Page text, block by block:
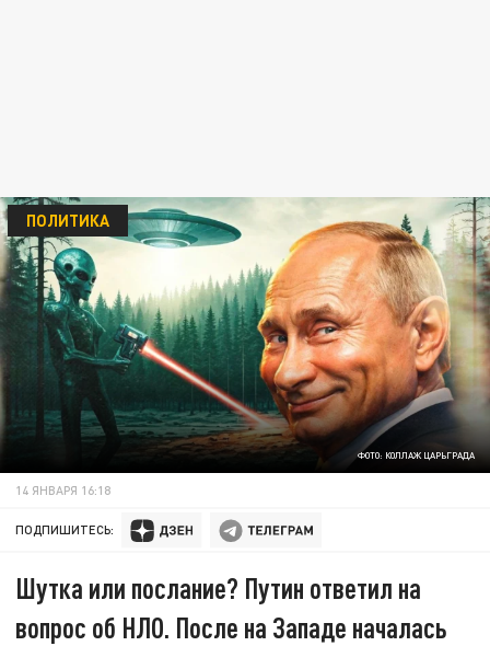
ФОТО: КОЛЛАЖ ЦАРЬГРАДА
ПОЛИТИКА
14 ЯНВАРЯ 16:18
ПОДПИШИТЕСЬ:
Шутка или послание? Путин ответил на
вопрос об НЛО. После на Западе началась